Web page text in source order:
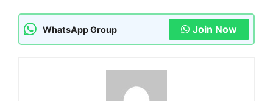
WhatsApp Group Join Now